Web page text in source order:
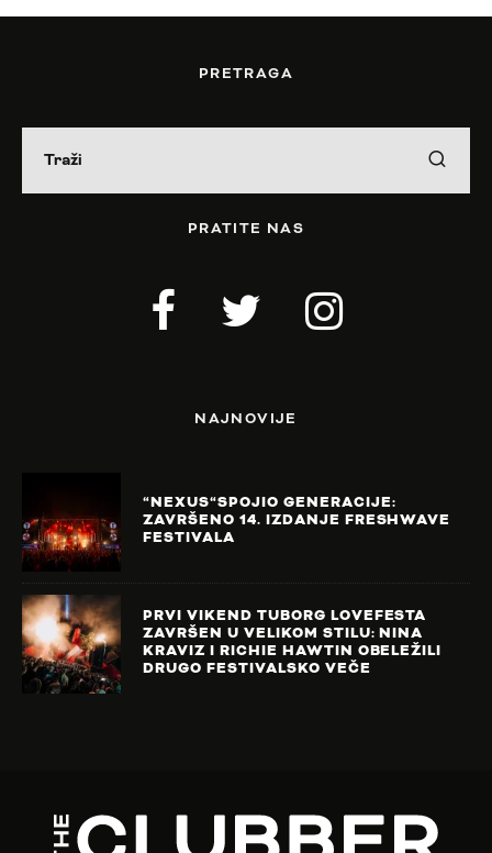
PRETRAGA
PRATITE NAS
NAJNOVIJE
“NEXUS“SPOJIO GENERACIJE:
ZAVRŠENO 14. IZDANJE FRESHWAVE
FESTIVALA
PRVI VIKEND TUBORG LOVEFESTA
ZAVRŠEN U VELIKOM STILU: NINA
KRAVIZ I RICHIE HAWTIN OBELEŽILI
DRUGO FESTIVALSKO VEČE